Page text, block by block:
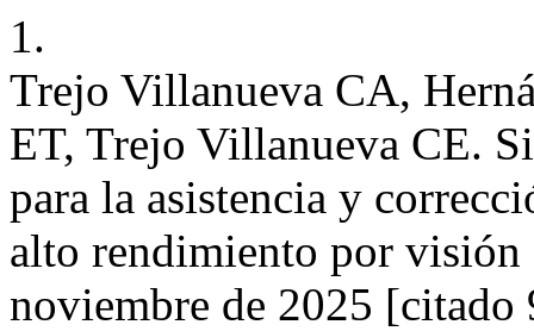
1.
Trejo Villanueva CA,
ET, Trejo Villanueva CE.
para la asistencia y
alto rendimiento por
noviembre de 2025